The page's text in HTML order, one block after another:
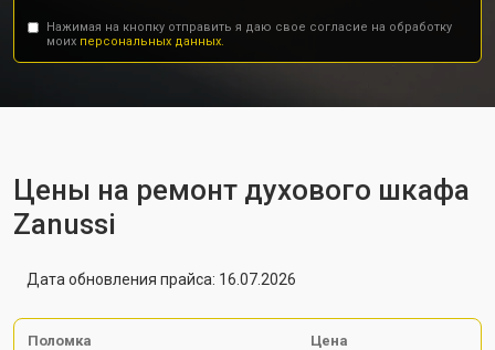
Нажимая на кнопку отправить я даю свое согласие на обработку
моих персональных данных.
Цены на ремонт духового шкафа
Zanussi
Дата обновления прайса: 16.07.2026
Поломка
Цена